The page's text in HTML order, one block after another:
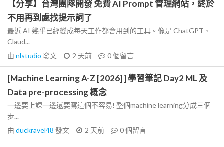
【分享】台灣團隊開發 免費 AI Prompt 管理網站，終於
不用再到處找提示詞了
最近 AI 幾乎已經變成每天工作都會用到的工具。像是 ChatGPT、
Claud...
由 nlstudio 發文 2 天前 0個留言
[Machine Learning A-Z [2026] ] 學習筆記 Day2 ML 及
Data pre-processing 概念
一邊要上課一邊還要寫這個不容易! 整個machine learning分成三個
步...
由 duckravel48 發文 2 天前 0個留言